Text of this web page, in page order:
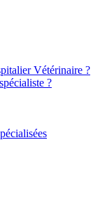
Vétérinaire ?
?